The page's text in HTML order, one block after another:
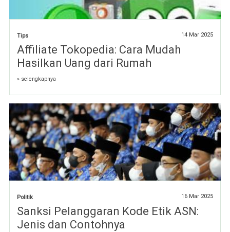
Tips 14 Mar 2025
Affiliate Tokopedia: Cara Mudah
Hasilkan Uang dari Rumah
» selengkapnya
Politik 16 Mar 2025
Sanksi Pelanggaran Kode Etik ASN:
Jenis dan Contohnya